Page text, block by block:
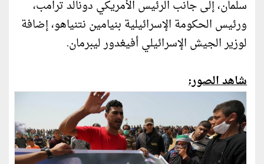
سلمان، إلى جانب الرئيس الأمريكي دونالد ترامب،
ورئيس الحكومة الإسرائيلية بنيامين نتنياهو، إضافة
لوزير الجيش الإسرائيلي أفيغدور ليبرمان.
شاهد الصور: